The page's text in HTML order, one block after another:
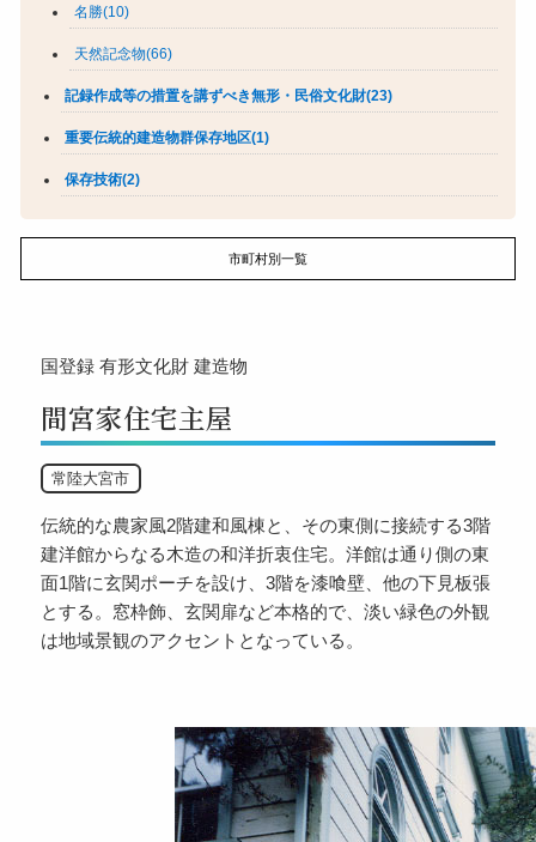
名勝(10)
天然記念物(66)
記録作成等の措置を講ずべき無形・民俗文化財(23)
重要伝統的建造物群保存地区(1)
保存技術(2)
市町村別一覧
国登録 有形文化財 建造物
間宮家住宅主屋
常陸大宮市
伝統的な農家風2階建和風棟と、その東側に接続する3階
建洋館からなる木造の和洋折衷住宅。洋館は通り側の東
面1階に玄関ポーチを設け、3階を漆喰壁、他の下見板張
とする。窓枠飾、玄関扉など本格的で、淡い緑色の外観
は地域景観のアクセントとなっている。